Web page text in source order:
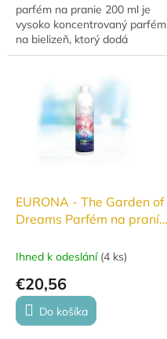
parfém na pranie 200 ml je
vysoko koncentrovaný parfém
na bielizeň, ktorý dodá
oblečeniu intenzívnu a
každodennú sviežosť.
EURONA - The Garden of
Dreams Parfém na praní
Ihned k odeslání (4 ks)
€20,56
Do košíka